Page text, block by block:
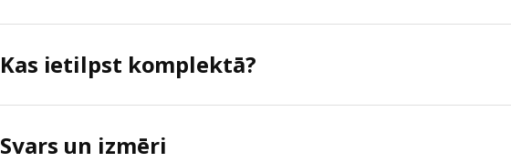
Kas ietilpst komplektā?
Svars un izmēri